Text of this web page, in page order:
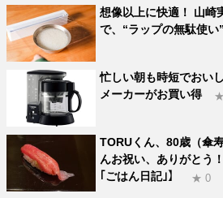
想像以上に快適！ 山崎
で、“ラップの無駄使い
忙しい朝も時短でおい
メーカーがお買い得
TORUくん、80歳（傘
んお祝い、ありがとう
｢ごはん日記｣】
★ 0